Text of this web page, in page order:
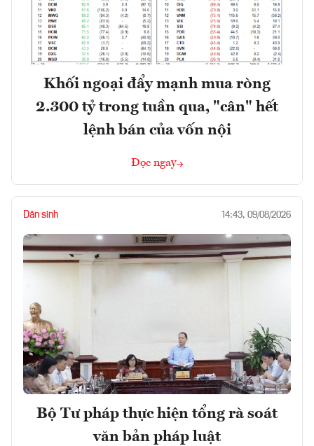
Khối ngoại đẩy mạnh mua ròng
2.300 tỷ trong tuần qua, "cân" hết
lệnh bán của vốn nội
Đọc ngay
Dân sinh 14:43, 09/08/2026
Bộ Tư pháp thực hiện tổng rà soát
văn bản pháp luật